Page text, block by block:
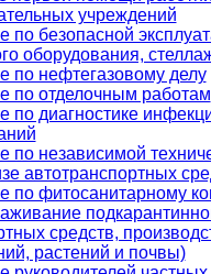
учреждений
по безопасной
оборудования,
по нефтегазовому делу
по отделочным работам
по диагностике
по независимой
автотранспортных
по фитосанитарному
средств,
растений и почвы)